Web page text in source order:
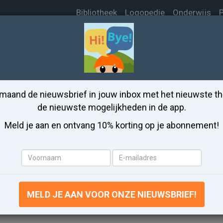
Bibliotheek Logopedie Onderwijs
leren app Thema Thuis
Thuis leren in het
kinderen makkelijk en snel 20
Thuis met onze app
THUIS OEFENEN
de nieuwsbrief in jouw inbox met het nieuwste
de nieuwste mogelijkheden in de app.
Meld je aan en ontvang 10% korting op je abonnement!
Voornaam
E-
mailadres
MELD JE AAN VOOR ONZE NIEUWSBRIEF!